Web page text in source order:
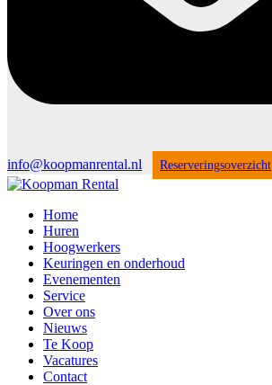
info@koopmanrental.nl Reserveringsoverzicht
Home
Huren
Hoogwerkers
Keuringen en onderhoud
Evenementen
Service
Over ons
Nieuws
Te Koop
Vacatures
Contact